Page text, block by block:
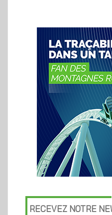
RECEVEZ NOTRE